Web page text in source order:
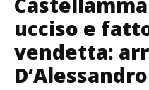
ucciso e
vendetta:
D’Alessandro